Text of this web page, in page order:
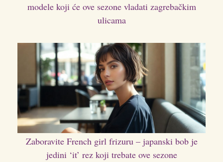
modele koji će ove sezone vladati zagrebačkim
ulicama
Zaboravite French girl frizuru – japanski bob je
jedini ‘it’ rez koji trebate ove sezone